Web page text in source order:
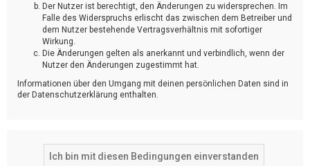
Der Nutzer ist berechtigt, den Änderungen zu widersprechen. Im
Falle des Widerspruchs erlischt das zwischen dem Betreiber und
dem Nutzer bestehende Vertragsverhältnis mit sofortiger
Wirkung.
Die Änderungen gelten als anerkannt und verbindlich, wenn der
Nutzer den Änderungen zugestimmt hat.
Informationen über den Umgang mit deinen persönlichen Daten sind in
der Datenschutzerklärung enthalten.